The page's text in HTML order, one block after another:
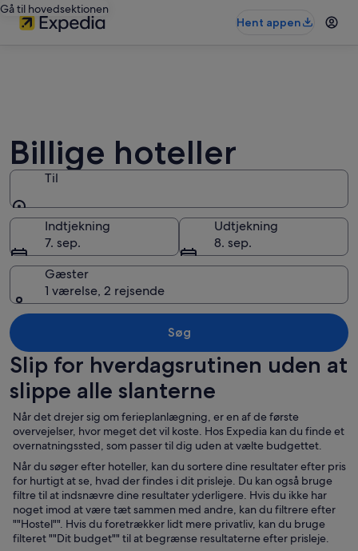
Gå til hovedsektionen
Hent appen
Billige hoteller
Til
Til
Indtjekning
7. sep.
Udtjekning
8. sep.
Gæster
1 værelse, 2 rejsende
Søg
Slip for hverdagsrutinen uden at
slippe alle slanterne
Når det drejer sig om ferieplanlægning, er en af de første
overvejelser, hvor meget det vil koste. Hos Expedia kan du finde et
overnatningssted, som passer til dig uden at vælte budgettet.
Når du søger efter hoteller, kan du sortere dine resultater efter pris
for hurtigt at se, hvad der findes i dit prisleje. Du kan også bruge
filtre til at indsnævre dine resultater yderligere. Hvis du ikke har
noget imod at være tæt sammen med andre, kan du filtrere efter
""Hostel"". Hvis du foretrækker lidt mere privatliv, kan du bruge
filteret ""Dit budget"" til at begrænse resultaterne efter prisleje.